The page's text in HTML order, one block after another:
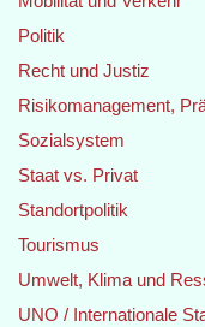
Politik
Recht und Justiz
Risikomanagement,
Sozialsystem
Staat vs. Privat
Standortpolitik
Tourismus
Umwelt, Klima und
UNO / Internationale